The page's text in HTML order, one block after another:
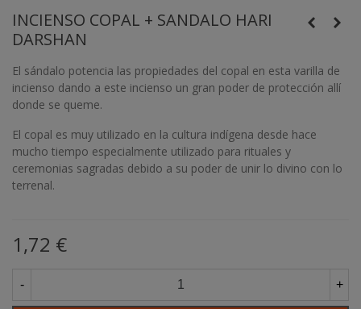
INCIENSO COPAL + SANDALO HARI
DARSHAN
El sándalo potencia las propiedades del copal en esta varilla de
incienso dando a este incienso un gran poder de protección allí
donde se queme.
El copal es muy utilizado en la cultura indígena desde hace
mucho tiempo especialmente utilizado para rituales y
ceremonias sagradas debido a su poder de unir lo divino con lo
terrenal.
1,72 €
- +